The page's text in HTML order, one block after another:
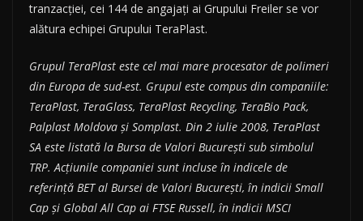
tranzacției, cei 144 de angajați ai Grupului Freiler se vor
alătura echipei Grupului TeraPlast.
Grupul TeraPlast este cel mai mare procesator de polimeri
din Europa de sud-est. Grupul este compus din companiile:
TeraPlast, TeraGlass, TeraPlast Recycling, TeraBio Pack,
Palplast Moldova și Somplast. Din 2 iulie 2008, TeraPlast
SA este listată la Bursa de Valori București sub simbolul
TRP. Acțiunile companiei sunt incluse în indicele de
referință BET al Bursei de Valori București, în indicii Small
Cap și Global All Cap ai FTSE Russell, în indicii MSCI